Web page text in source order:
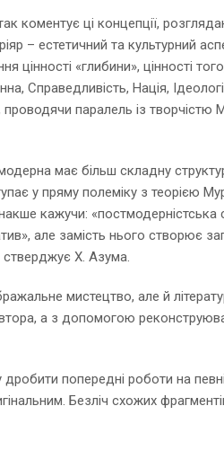
коментує ці концепції,
– естетичний та культурний
цінності «глибини», цінності
Справедливість, Нація,
паралель із
має більш складну
у пряму полеміку з теорією
кажучи: «постмодерністська
але замість нього
стверджує Х. Азума.
мистецтво, але й
а з допомогою
попередні роботи на
Безліч схожих